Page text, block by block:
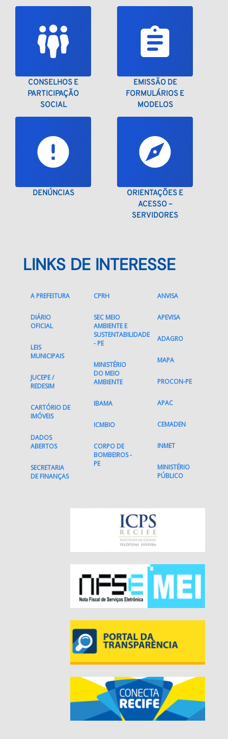
CONSELHOS E
PARTICIPAÇÃO
SOCIAL
EMISSÃO DE
FORMULÁRIOS E
MODELOS
DENÚNCIAS
ORIENTAÇÕES E
ACESSO –
SERVIDORES
LINKS DE INTERESSE
A PREFEITURA
DIÁRIO
OFICIAL
LEIS
MUNICIPAIS
JUCEPE /
REDESIM
CARTÓRIO DE
IMÓVEIS
DADOS
ABERTOS
SECRETARIA
DE FINANÇAS
CPRH
SEC MEIO
AMBIENTE E
SUSTENTABILIDADE
- PE
MINISTÉRIO
DO MEIO
AMBIENTE
IBAMA
ICMBIO
CORPO DE
BOMBEIROS -
PE
ANVISA
APEVISA
ADAGRO
MAPA
PROCON-PE
APAC
CEMADEN
INMET
MINISTÉRIO
PÚBLICO